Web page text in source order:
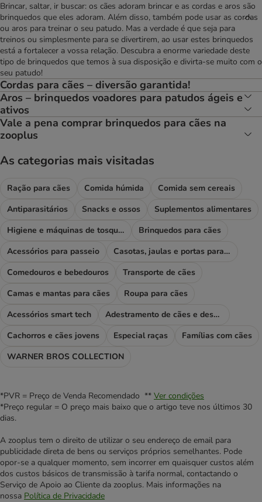
Brincar, saltar, ir buscar: os cães adoram brincar e as cordas e aros são
brinquedos que eles adoram. Além disso, também pode usar as cordas
ou aros para treinar o seu patudo. Mas a verdade é que seja para
treinos ou simplesmente para se divertirem, ao usar estes brinquedos
está a fortalecer a vossa relação. Descubra a enorme variedade deste
tipo de brinquedos que temos à sua disposição e divirta-se muito com o
seu patudo!
Cordas para cães – diversão garantida!
Aros – brinquedos voadores para patudos ágeis e
ativos
Vale a pena comprar brinquedos para cães na
zooplus
As categorias mais visitadas
Ração para cães Comida húmida
Comida sem cereais
Antiparasitários
Snacks e ossos
Suplementos alimentares
Higiene e máquinas de tosquiar
Brinquedos para cães
Acessórios para passeio
Casotas, jaulas e portas para cães
Comedouros e bebedouros
Transporte de cães
Camas e mantas para cães
Roupa para cães
Acessórios smart tech
Adestramento de cães e desporto
Cachorros e cães jovens
Especial raças
Famílias com cães
WARNER BROS COLLECTION
*PVR = Preço de Venda Recomendado ** Ver condições
*Preço regular = O preço mais baixo que o artigo teve nos últimos 30
dias.
A zooplus tem o direito de utilizar o seu endereço de email para
publicidade direta de bens ou serviços próprios semelhantes. Pode
opor-se a qualquer momento, sem incorrer em quaisquer custos além
dos custos básicos de transmissão à tarifa normal, contactando o
Serviço de Apoio ao Cliente da zooplus. Mais informações na
nossa Política de Privacidade